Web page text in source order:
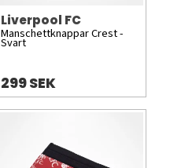
Liverpool FC
Manschettknappar Crest -
Svart
299 SEK